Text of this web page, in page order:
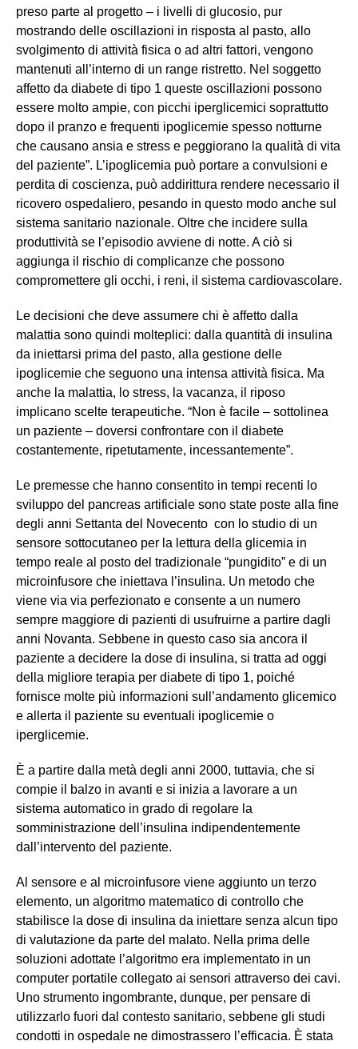
preso parte al progetto – i livelli di glucosio, pur
mostrando delle oscillazioni in risposta al pasto, allo
svolgimento di attività fisica o ad altri fattori, vengono
mantenuti all’interno di un range ristretto. Nel soggetto
affetto da diabete di tipo 1 queste oscillazioni possono
essere molto ampie, con picchi iperglicemici soprattutto
dopo il pranzo e frequenti ipoglicemie spesso notturne
che causano ansia e stress e peggiorano la qualità di vita
del paziente”. L’ipoglicemia può portare a convulsioni e
perdita di coscienza, può addirittura rendere necessario il
ricovero ospedaliero, pesando in questo modo anche sul
sistema sanitario nazionale. Oltre che incidere sulla
produttività se l’episodio avviene di notte. A ciò si
aggiunga il rischio di complicanze che possono
compromettere gli occhi, i reni, il sistema cardiovascolare.
Le decisioni che deve assumere chi è affetto dalla
malattia sono quindi molteplici: dalla quantità di insulina
da iniettarsi prima del pasto, alla gestione delle
ipoglicemie che seguono una intensa attività fisica. Ma
anche la malattia, lo stress, la vacanza, il riposo
implicano scelte terapeutiche. “Non è facile – sottolinea
un paziente – doversi confrontare con il diabete
costantemente, ripetutamente, incessantemente”.
Le premesse che hanno consentito in tempi recenti lo
sviluppo del pancreas artificiale sono state poste alla fine
degli anni Settanta del Novecento con lo studio di un
sensore sottocutaneo per la lettura della glicemia in
tempo reale al posto del tradizionale “pungidito” e di un
microinfusore che iniettava l’insulina. Un metodo che
viene via via perfezionato e consente a un numero
sempre maggiore di pazienti di usufruirne a partire dagli
anni Novanta. Sebbene in questo caso sia ancora il
paziente a decidere la dose di insulina, si tratta ad oggi
della migliore terapia per diabete di tipo 1, poiché
fornisce molte più informazioni sull’andamento glicemico
e allerta il paziente su eventuali ipoglicemie o
iperglicemie.
È a partire dalla metà degli anni 2000, tuttavia, che si
compie il balzo in avanti e si inizia a lavorare a un
sistema automatico in grado di regolare la
somministrazione dell’insulina indipendentemente
dall’intervento del paziente.
Al sensore e al microinfusore viene aggiunto un terzo
elemento, un algoritmo matematico di controllo che
stabilisce la dose di insulina da iniettare senza alcun tipo
di valutazione da parte del malato. Nella prima delle
soluzioni adottate l’algoritmo era implementato in un
computer portatile collegato ai sensori attraverso dei cavi.
Uno strumento ingombrante, dunque, per pensare di
utilizzarlo fuori dal contesto sanitario, sebbene gli studi
condotti in ospedale ne dimostrassero l’efficacia. È stata